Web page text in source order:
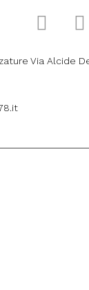
Via Alcide